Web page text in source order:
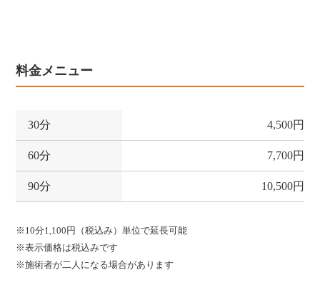
料金メニュー
30分 4,500円
60分 7,700円
90分 10,500円
※10分1,100円（税込み）単位で延長可能
※表示価格は税込みです
※施術者が二人になる場合があります